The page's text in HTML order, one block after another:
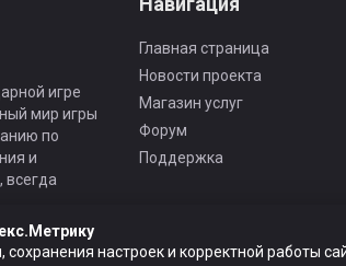
игре
мир игры
по
и
всегда
Главная страница
Новости проекта
Магазин услуг
Форум
Поддержка
настроек и корректной работы